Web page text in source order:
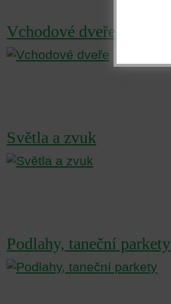
Vchodové dveře
Světla a zvuk
Podlahy, taneční parkety